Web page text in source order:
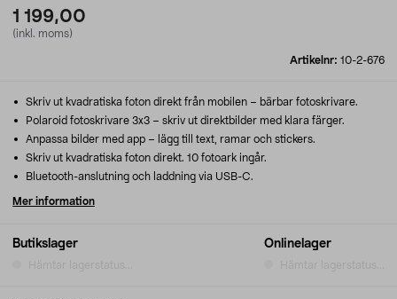
1 199,00
(inkl. moms)
Artikelnr: 10-2-676
Butikslager Onlinelager
Skriv ut kvadratiska foton direkt från mobilen – bärbar fotoskrivare.
Polaroid fotoskrivare 3x3 – skriv ut direktbilder med klara färger.
Anpassa bilder med app – lägg till text, ramar och stickers.
Skriv ut kvadratiska foton direkt. 10 fotoark ingår.
Bluetooth-anslutning och laddning via USB-C.
Mer information